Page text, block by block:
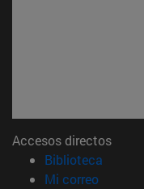
Accesos directos
Biblioteca
Mi correo(abre